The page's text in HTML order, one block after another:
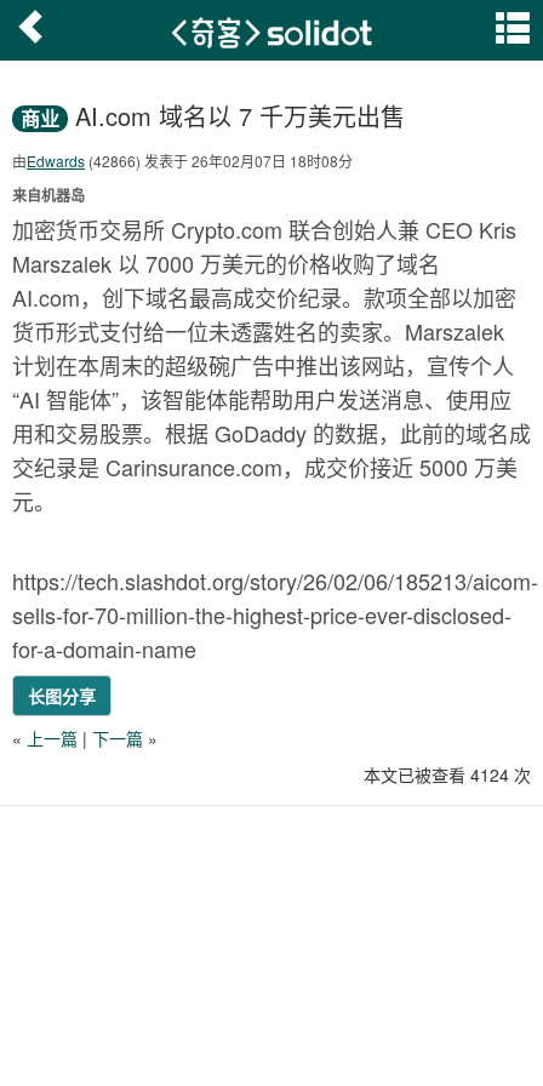
商业 AI.com 域名以 7 千万美元出售
由Edwards (42866) 发表于 26年02月07日 18时08分
来自机器岛
加密货币交易所 Crypto.com 联合创始人兼 CEO Kris
Marszalek 以 7000 万美元的价格收购了域名
AI.com，创下域名最高成交价纪录。款项全部以加密
货币形式支付给一位未透露姓名的卖家。Marszalek
计划在本周末的超级碗广告中推出该网站，宣传个人
“AI 智能体”，该智能体能帮助用户发送消息、使用应
用和交易股票。根据 GoDaddy 的数据，此前的域名成
交纪录是 Carinsurance.com，成交价接近 5000 万美
元。
https://tech.slashdot.org/story/26/02/06/185213/aicom-
sells-for-70-million-the-highest-price-ever-disclosed-
for-a-domain-name
长图分享
« 上一篇 | 下一篇 »
本文已被查看 4124 次